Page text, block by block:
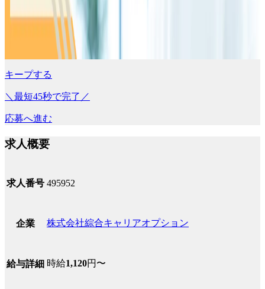
キープする
＼最短45秒で完了／
応募へ進む
求人概要
求人番号 495952
企業 株式会社綜合キャリアオプション
給与詳細 時給1,120円〜